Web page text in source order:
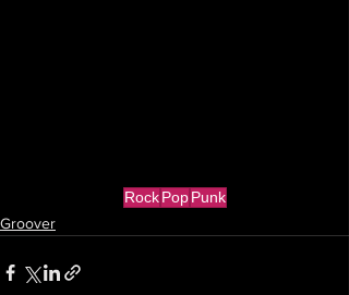
Rock Pop Punk
Groover